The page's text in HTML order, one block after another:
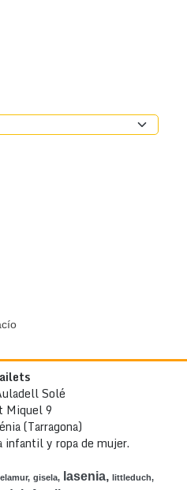
Solé
Miquel 9
(Tarragona)
infantil y ropa de mujer.
gisela lasenia littleduch